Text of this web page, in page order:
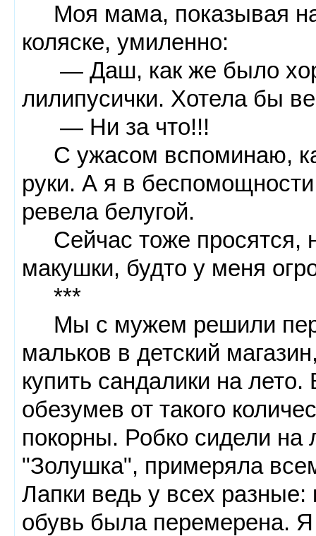
Моя мама, показывая на
коляске, умиленно:
— Даш, как же было
лилипусички. Хотела бы
— Ни за что!!!
С ужасом вспоминаю,
руки. А я в
ревела белугой.
Сейчас тоже просятся,
макушки, будто у меня
***
Мы с мужем решили
мальков в детский
купить сандалики на
обезумев от такого
покорны. Робко сидели на
"Золушка", примеряла
Лапки ведь у всех разные:
обувь была перемерена. Я